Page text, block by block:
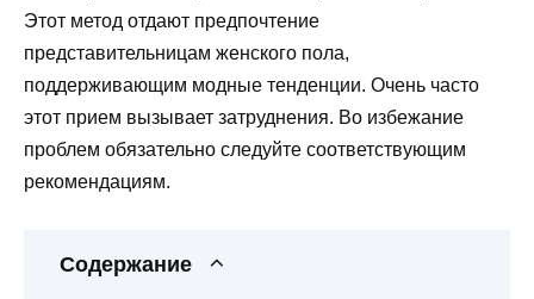
Этот метод отдают предпочтение
представительницам женского пола,
поддерживающим модные тенденции. Очень часто
этот прием вызывает затруднения. Во избежание
проблем обязательно следуйте соответствующим
рекомендациям.
Содержание